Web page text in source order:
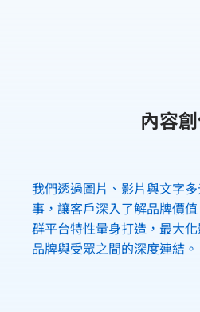
內容
我們透過圖片、影片與文字
事，讓客戶深入了解品牌價
群平台特性量身打造，最大
品牌與受眾之間的深度連結。